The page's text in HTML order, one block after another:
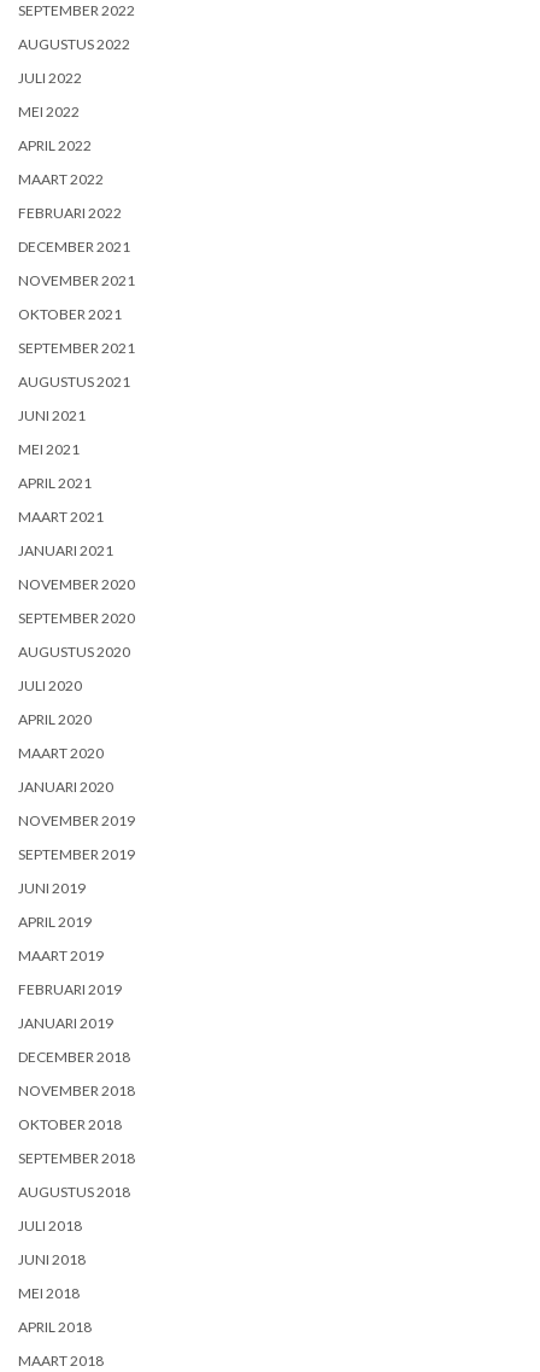
SEPTEMBER 2022
AUGUSTUS 2022
JULI 2022
MEI 2022
APRIL 2022
MAART 2022
FEBRUARI 2022
DECEMBER 2021
NOVEMBER 2021
OKTOBER 2021
SEPTEMBER 2021
AUGUSTUS 2021
JUNI 2021
MEI 2021
APRIL 2021
MAART 2021
JANUARI 2021
NOVEMBER 2020
SEPTEMBER 2020
AUGUSTUS 2020
JULI 2020
APRIL 2020
MAART 2020
JANUARI 2020
NOVEMBER 2019
SEPTEMBER 2019
JUNI 2019
APRIL 2019
MAART 2019
FEBRUARI 2019
JANUARI 2019
DECEMBER 2018
NOVEMBER 2018
OKTOBER 2018
SEPTEMBER 2018
AUGUSTUS 2018
JULI 2018
JUNI 2018
MEI 2018
APRIL 2018
MAART 2018